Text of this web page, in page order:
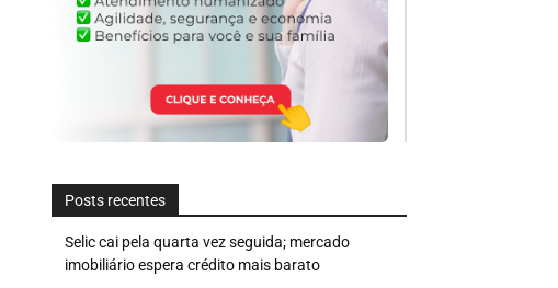
Posts recentes
Selic cai pela quarta vez seguida; mercado
imobiliário espera crédito mais barato